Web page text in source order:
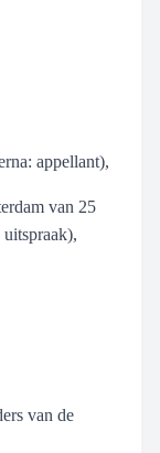
appellant),
van 25
van de